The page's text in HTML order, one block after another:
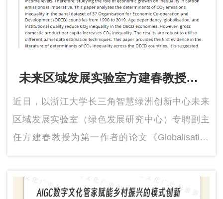
未来区域发展实验室方建春教授团
队在国际经济学权威期刊The
World Economy上发表论文
近日，以浙江大学长三角智慧绿洲创新中心未来
区域发展实验室（绿色发展研究中心）专聘副主
任方建春教授为第一作者的论文《Globalisation
Economy》正式刊出。